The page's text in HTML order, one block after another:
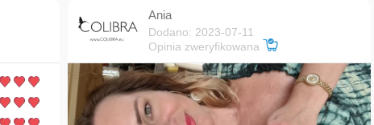
Ania
Dodano: 2023-07-11
Opinia zweryfikowana